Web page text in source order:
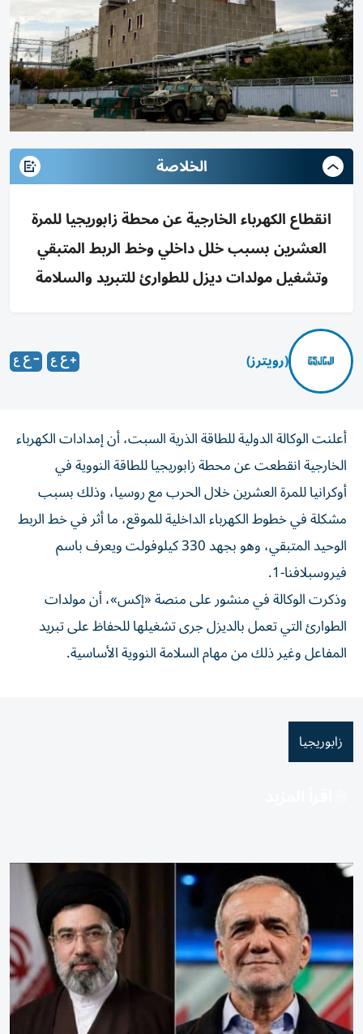
الخلاصة
انقطاع الكهرباء الخارجية عن محطة زابوريجيا للمرة
العشرين بسبب خلل داخلي وخط الربط المتبقي
وتشغيل مولدات ديزل للطوارئ للتبريد والسلامة
(رويترز)
أعلنت الوكالة ‌الدولية للطاقة الذرية السبت، ​أن ⁠إمدادات الكهرباء
‌الخارجية انقطعت ‌عن محطة زابوريجيا للطاقة النووية ‌في
أوكرانيا للمرة ⁠العشرين خلال الحرب مع روسيا، وذلك بسبب
مشكلة في خطوط الكهرباء الداخلية ​للموقع، ما أثر في خط ‌الربط
الوحيد المتبقي، وهو بجهد ⁠330 كيلوفولت ويعرف باسم
فيروسبلافنا-1.
وذكرت الوكالة في ​منشور ‌على منصة ‌«إكس»، أن مولدات
الطوارئ التي تعمل بالديزل ‌جرى تشغيلها ‌للحفاظ ⁠على تبريد
‌المفاعل وغير ذلك من مهام السلامة ⁠النووية ​الأساسية.
زابوريجيا